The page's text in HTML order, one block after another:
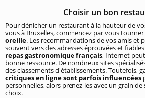
Choisir un bon
Pour dénicher un restaurant à la hauteur de
vous à Bruxelles, commencez par vous tourner
oreille. Les recommandations de vos amis et
souvent vers des adresses éprouvées et
repas gastronomique français, Internet
bonne ressource. De nombreux sites
des classements d'établissements. Toutefois,
critiques en ligne sont parfois influencées
personnelles, alors prenez-les avec un grain
choix.